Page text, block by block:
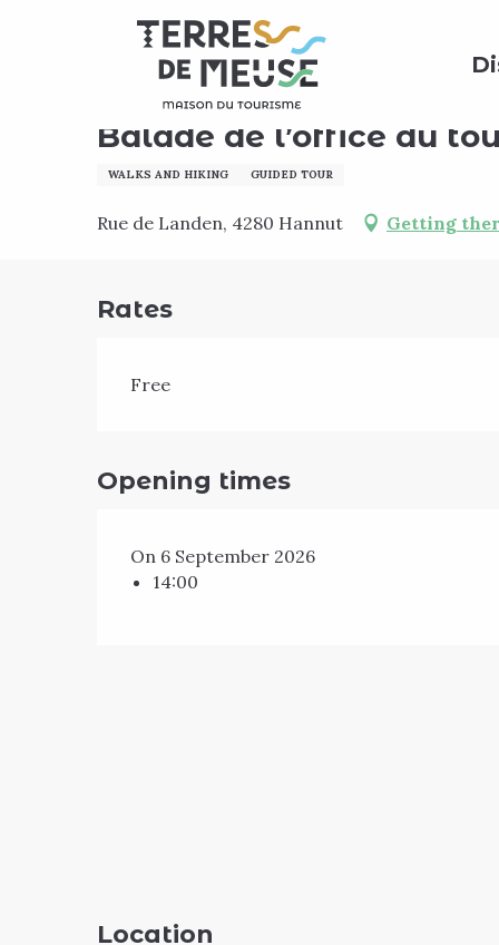
Home Agenda Balade de l’office du tourisme -
Sunday 6 september at 14:00
Balade de l’office du
WALKS AND HIKING GUIDED TOUR
Rue de Landen, 4280 Hannut Getting
Rates
Free
Opening times
On 6 September 2026
14:00
Location